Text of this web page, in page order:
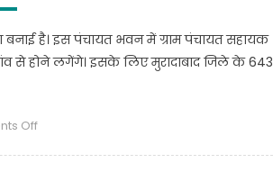
ढेर,
3
है। इस पंचायत भवन में ग्राम पंचायत सहायक
से होने लगेंगे। इसके लिए मुरादाबाद जिले के 643
Offon